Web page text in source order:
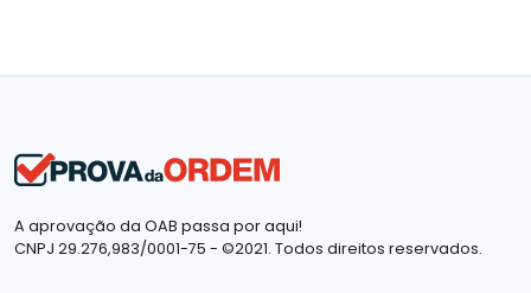
A aprovação da OAB passa por aqui!
CNPJ 29.276,983/0001-75 - ©2021. Todos direitos reservados.